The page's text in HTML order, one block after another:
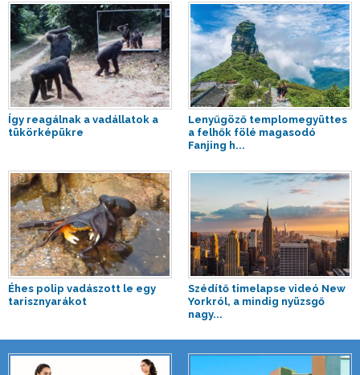
Így reagálnak a vadállatok a
tükörképükre
Lenyűgöző templomegyüttes
a felhők fölé magasodó
Fanjing h...
Éhes polip vadászott le egy
tarisznyarákot
Szédítő timelapse videó New
Yorkról, a mindig nyüzsgő
nagy...